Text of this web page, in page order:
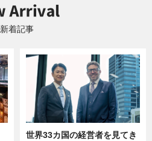
新着記事
世界33カ国の経営者を見てき